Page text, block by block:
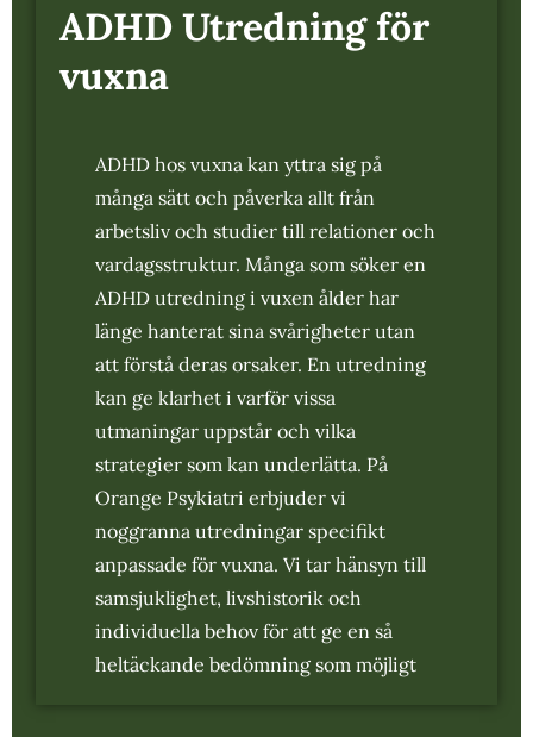
ADHD Utredning för
vuxna
ADHD hos vuxna kan yttra sig på
många sätt och påverka allt från
arbetsliv och studier till relationer och
vardagsstruktur. Många som söker en
ADHD utredning i vuxen ålder har
länge hanterat sina svårigheter utan
att förstå deras orsaker. En utredning
kan ge klarhet i varför vissa
utmaningar uppstår och vilka
strategier som kan underlätta. På
Orange Psykiatri erbjuder vi
noggranna utredningar specifikt
anpassade för vuxna. Vi tar hänsyn till
samsjuklighet, livshistorik och
individuella behov för att ge en så
heltäckande bedömning som möjligt